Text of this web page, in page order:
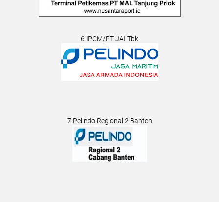
6.IPCM/PT JAI Tbk
7.Pelindo Regional 2 Banten